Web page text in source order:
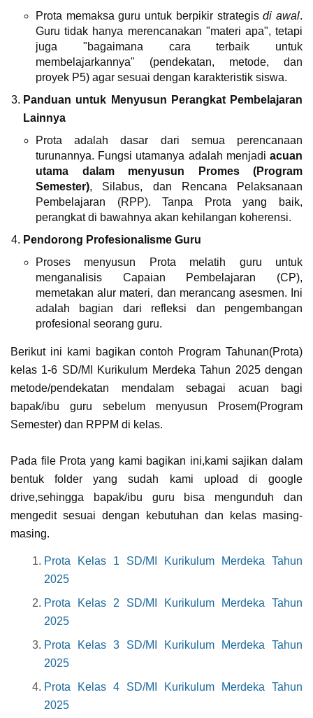
Prota memaksa guru untuk berpikir strategisdi awal.
Guru tidak hanya merencanakan "materi apa", tetapi
juga "bagaimana cara terbaik untuk
membelajarkannya" (pendekatan, metode, dan
proyek P5) agar sesuai dengan karakteristik siswa.
Panduan untuk Menyusun Perangkat Pembelajaran
Lainnya
Prota adalah dasar dari semua perencanaan
turunannya. Fungsi utamanya adalah menjadi acuan
utama dalam menyusun Promes (Program
Semester), Silabus, dan Rencana Pelaksanaan
Pembelajaran (RPP). Tanpa Prota yang baik,
perangkat di bawahnya akan kehilangan koherensi.
Pendorong Profesionalisme Guru
Proses menyusun Prota melatih guru untuk
menganalisis Capaian Pembelajaran (CP),
memetakan alur materi, dan merancang asesmen. Ini
adalah bagian dari refleksi dan pengembangan
profesional seorang guru.
Berikut ini kami bagikan contoh Program Tahunan(Prota)
kelas 1-6 SD/MI Kurikulum Merdeka Tahun 2025 dengan
metode/pendekatan mendalam sebagai acuan bagi
bapak/ibu guru sebelum menyusun Prosem(Program
Semester) dan RPPM di kelas.
Pada file Prota yang kami bagikan ini,kami sajikan dalam
bentuk folder yang sudah kami upload di google
drive,sehingga bapak/ibu guru bisa mengunduh dan
mengedit sesuai dengan kebutuhan dan kelas masing-
masing.
Prota Kelas 1 SD/MI Kurikulum Merdeka Tahun
2025
Prota Kelas 2 SD/MI Kurikulum Merdeka Tahun
2025
Prota Kelas 3 SD/MI Kurikulum Merdeka Tahun
2025
Prota Kelas 4 SD/MI Kurikulum Merdeka Tahun
2025